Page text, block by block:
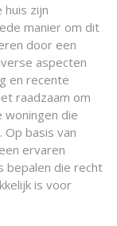
zijn
manier om dit
door een
aspecten
en recente
raadzaam om
die
basis van
ervaren
bepalen die recht
is voor